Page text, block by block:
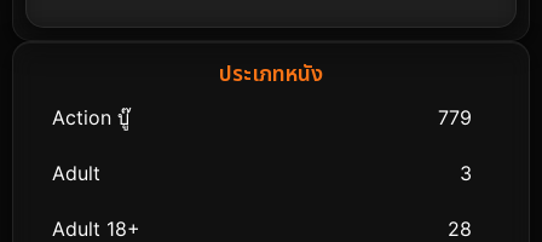
ประเภทหนัง
Action บู๊ 779
Adult 3
Adult 18+ 28